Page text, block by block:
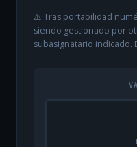
⚠️ Tras portabilidad
siendo gestionado por
subasignatario indicado.